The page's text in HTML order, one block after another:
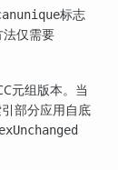
标志
仅需要
元组版本。当
部分应用自底